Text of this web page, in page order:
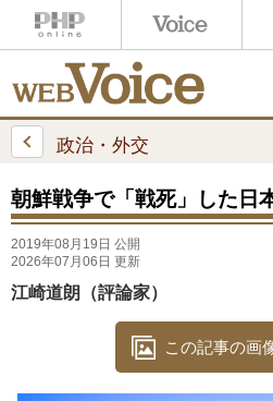
政治・外交
朝鮮戦争で「戦死」した日
2019年08月19日 公開
2026年07月06日 更新
江崎道朗（評論家）
この記事の画